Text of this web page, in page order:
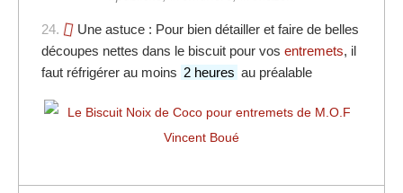
24.
Une astuce : Pour bien détailler et faire de belles
découpes nettes dans le biscuit pour vos entremets, il
faut réfrigérer au moins 2 heures au préalable